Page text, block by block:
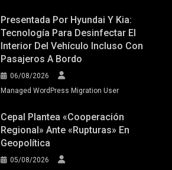
Presentada Por Hyundai Y Kia:
Tecnología Para Desinfectar El
Interior Del Vehículo Incluso Con
Pasajeros A Bordo
06/08/2026
Managed WordPress Migration User
Cepal Plantea «cooperación
Regional» Ante «rupturas» En
Geopolítica
05/08/2026